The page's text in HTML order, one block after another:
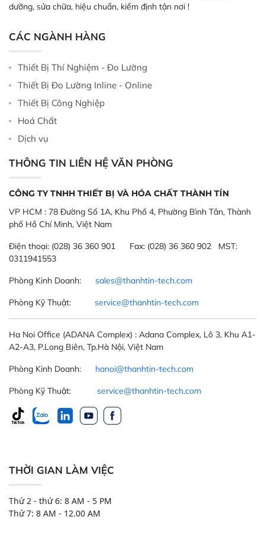
dưỡng, sửa chữa, hiệu chuẩn, kiểm định tận nơi !
CÁC NGÀNH HÀNG
Thiết Bị Thí Nghiệm - Đo Lường
Thiết Bị Đo Lường Inline - Online
Thiết Bị Công Nghiệp
Hoá Chất
Dịch vụ
THÔNG TIN LIÊN HỆ VĂN PHÒNG
CÔNG TY TNHH THIẾT BỊ VÀ HÓA CHẤT THÀNH TÍN
VP HCM : 78 Đường Số 1A, Khu Phố 4, Phường Bình Tân, Thành
phố Hồ Chí Minh, Việt Nam
Điện thoại: (028) 36 360 901 Fax: (028) 36 360 902 MST:
0311941553
Phòng Kinh Doanh: sales@thanhtin-tech.com
Phòng Kỹ Thuật: service@thanhtin-tech.com
Ha Noi Office (ADANA Complex) : Adana Complex, Lô 3, Khu A1-
A2-A3, P.Long Biên, Tp.Hà Nội, Việt Nam
Phòng Kinh Doanh: hanoi@thanhtin-tech.com
Phòng Kỹ Thuật: service@thanhtin-tech.com
THỜI GIAN LÀM VIỆC
Thứ 2 - thứ 6: 8 AM - 5 PM
Thứ 7: 8 AM - 12.00 AM